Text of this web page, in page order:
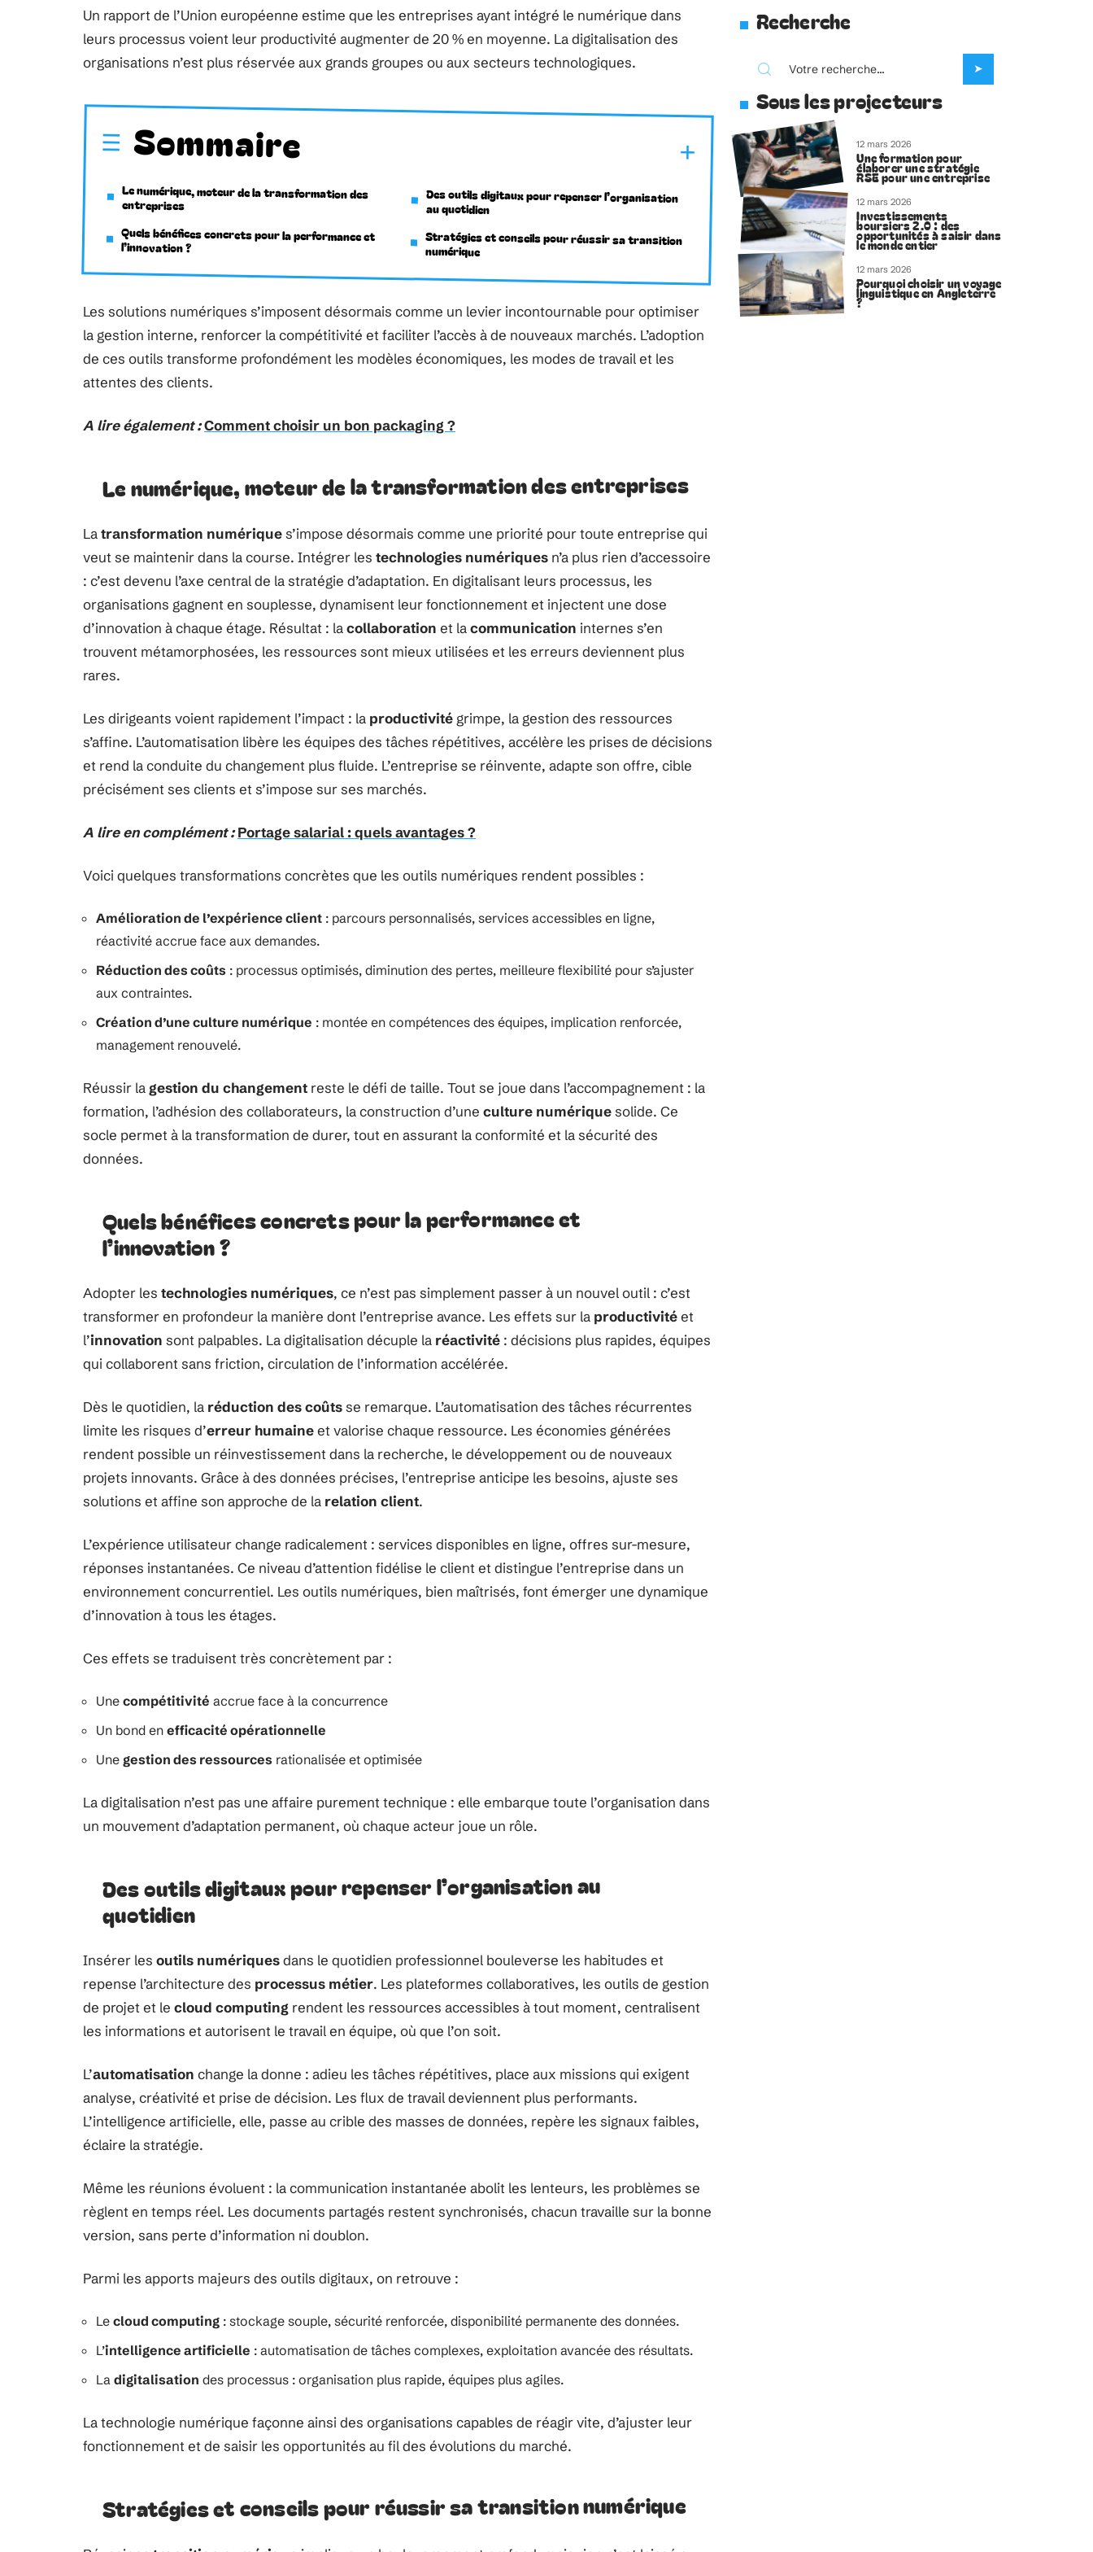
Un rapport de l’Union européenne estime que les entreprises ayant intégré le numérique dans
leurs processus voient leur productivité augmenter de 20 % en moyenne. La digitalisation des
organisations n’est plus réservée aux grands groupes ou aux secteurs technologiques.
Sommaire
Le numérique, moteur de la transformation des
entreprises
Quels bénéfices concrets pour la performance et
l’innovation ?
Des outils digitaux pour repenser l’organisation
au quotidien
Stratégies et conseils pour réussir sa transition
numérique
Les solutions numériques s’imposent désormais comme un levier incontournable pour optimiser
la gestion interne, renforcer la compétitivité et faciliter l’accès à de nouveaux marchés. L’adoption
de ces outils transforme profondément les modèles économiques, les modes de travail et les
attentes des clients.
A lire également :Comment choisir un bon packaging ?
Le numérique, moteur de la transformation des entreprises
Latransformation numériques’impose désormais comme une priorité pour toute entreprise qui
veut se maintenir dans la course. Intégrer les technologies numériques n’a plus rien d’accessoire
: c’est devenu l’axe central de la stratégie d’adaptation. En digitalisant leurs processus, les
organisations gagnent en souplesse, dynamisent leur fonctionnement et injectent une dose
d’innovation à chaque étage. Résultat : lacollaboration et lacommunication internes s’en
trouvent métamorphosées, les ressources sont mieux utilisées et les erreurs deviennent plus
rares.
Les dirigeants voient rapidement l’impact : la productivité grimpe, la gestion des ressources
s’affine. L’automatisation libère les équipes des tâches répétitives, accélère les prises de décisions
et rend la conduite du changement plus fluide. L’entreprise se réinvente, adapte son offre, cible
précisément ses clients et s’impose sur ses marchés.
A lire en complément : Portage salarial : quels avantages ?
Voici quelques transformations concrètes que les outils numériques rendent possibles :
Amélioration de l’expérience client : parcours personnalisés, services accessibles en ligne,
réactivité accrue face aux demandes.
Réduction des coûts : processus optimisés, diminution des pertes, meilleure flexibilité pour s’ajuster
aux contraintes.
Création d’une culture numérique : montée en compétences des équipes, implication renforcée,
management renouvelé.
Réussir la gestion du changement reste le défi de taille. Tout se joue dans l’accompagnement : la
formation, l’adhésion des collaborateurs, la construction d’une culture numériquesolide. Ce
socle permet à la transformation de durer, tout en assurant la conformité et la sécurité des
données.
Quels bénéfices concrets pour la performance et
l’innovation ?
Adopter les technologies numériques, ce n’est pas simplement passer à un nouvel outil : c’est
transformer en profondeur la manière dont l’entreprise avance. Les effets sur la productivitéet
l’innovation sont palpables. La digitalisation décuple la réactivité : décisions plus rapides, équipes
qui collaborent sans friction, circulation de l’information accélérée.
Dès le quotidien, la réduction des coûtsse remarque. L’automatisation des tâches récurrentes
limite les risques d’erreur humaineet valorise chaque ressource. Les économies générées
rendent possible un réinvestissement dans la recherche, le développement ou de nouveaux
projets innovants. Grâce à des données précises, l’entreprise anticipe les besoins, ajuste ses
solutions et affine son approche de la relation client.
L’expérience utilisateur change radicalement : services disponibles en ligne, offres sur-mesure,
réponses instantanées. Ce niveau d’attention fidélise le client et distingue l’entreprise dans un
environnement concurrentiel. Les outils numériques, bien maîtrisés, font émerger une dynamique
d’innovation à tous les étages.
Ces effets se traduisent très concrètement par :
Une compétitivité accrue face à la concurrence
Un bond en efficacité opérationnelle
Une gestion des ressources rationalisée et optimisée
La digitalisation n’est pas une affaire purement technique : elle embarque toute l’organisation dans
un mouvement d’adaptation permanent, où chaque acteur joue un rôle.
Des outils digitaux pour repenser l’organisation au
quotidien
Insérer les outils numériquesdans le quotidien professionnel bouleverse les habitudes et
repense l’architecture des processus métier. Les plateformes collaboratives, les outils de gestion
de projet et le cloud computing rendent les ressources accessibles à tout moment, centralisent
les informations et autorisent le travail en équipe, où que l’on soit.
L’automatisation change la donne : adieu les tâches répétitives, place aux missions qui exigent
analyse, créativité et prise de décision. Les flux de travail deviennent plus performants.
L’intelligence artificielle, elle, passe au crible des masses de données, repère les signaux faibles,
éclaire la stratégie.
Même les réunions évoluent : la communication instantanée abolit les lenteurs, les problèmes se
règlent en temps réel. Les documents partagés restent synchronisés, chacun travaille sur la bonne
version, sans perte d’information ni doublon.
Parmi les apports majeurs des outils digitaux, on retrouve :
Le cloud computing : stockage souple, sécurité renforcée, disponibilité permanente des données.
L’intelligence artificielle : automatisation de tâches complexes, exploitation avancée des résultats.
La digitalisation des processus : organisation plus rapide, équipes plus agiles.
La technologie numérique façonne ainsi des organisations capables de réagir vite, d’ajuster leur
fonctionnement et de saisir les opportunités au fil des évolutions du marché.
Stratégies et conseils pour réussir sa transition numérique
Recherche
Sous les projecteurs
12 mars 2026
Une formation pour
élaborer une stratégie
RSE pour une entreprise
12 mars 2026
Investissements
boursiers 2.0 : des
opportunités à saisir dans
le monde entier
12 mars 2026
Pourquoi choisir un voyage
linguistique en Angleterre
?